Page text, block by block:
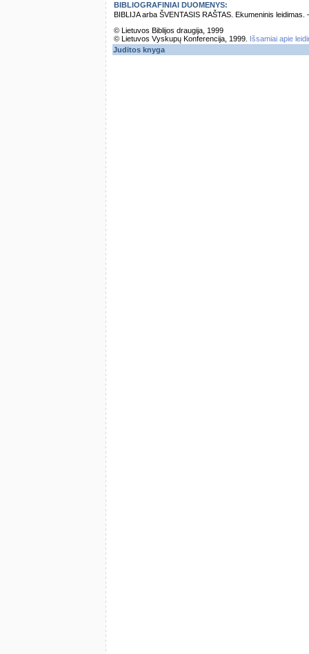
BIBLIOGRAFINIAI DUOMENYS:
BIBLIJA arba ŠVENTASIS RAŠTAS. Ekumeninis
© Lietuvos Biblijos draugija, 1999
© Lietuvos Vyskupų Konferencija, 1999.
Išsamiai apie
Juditos knyga